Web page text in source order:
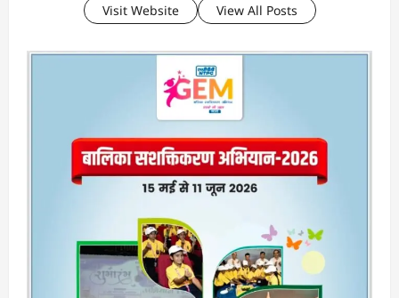
Visit Website View All Posts